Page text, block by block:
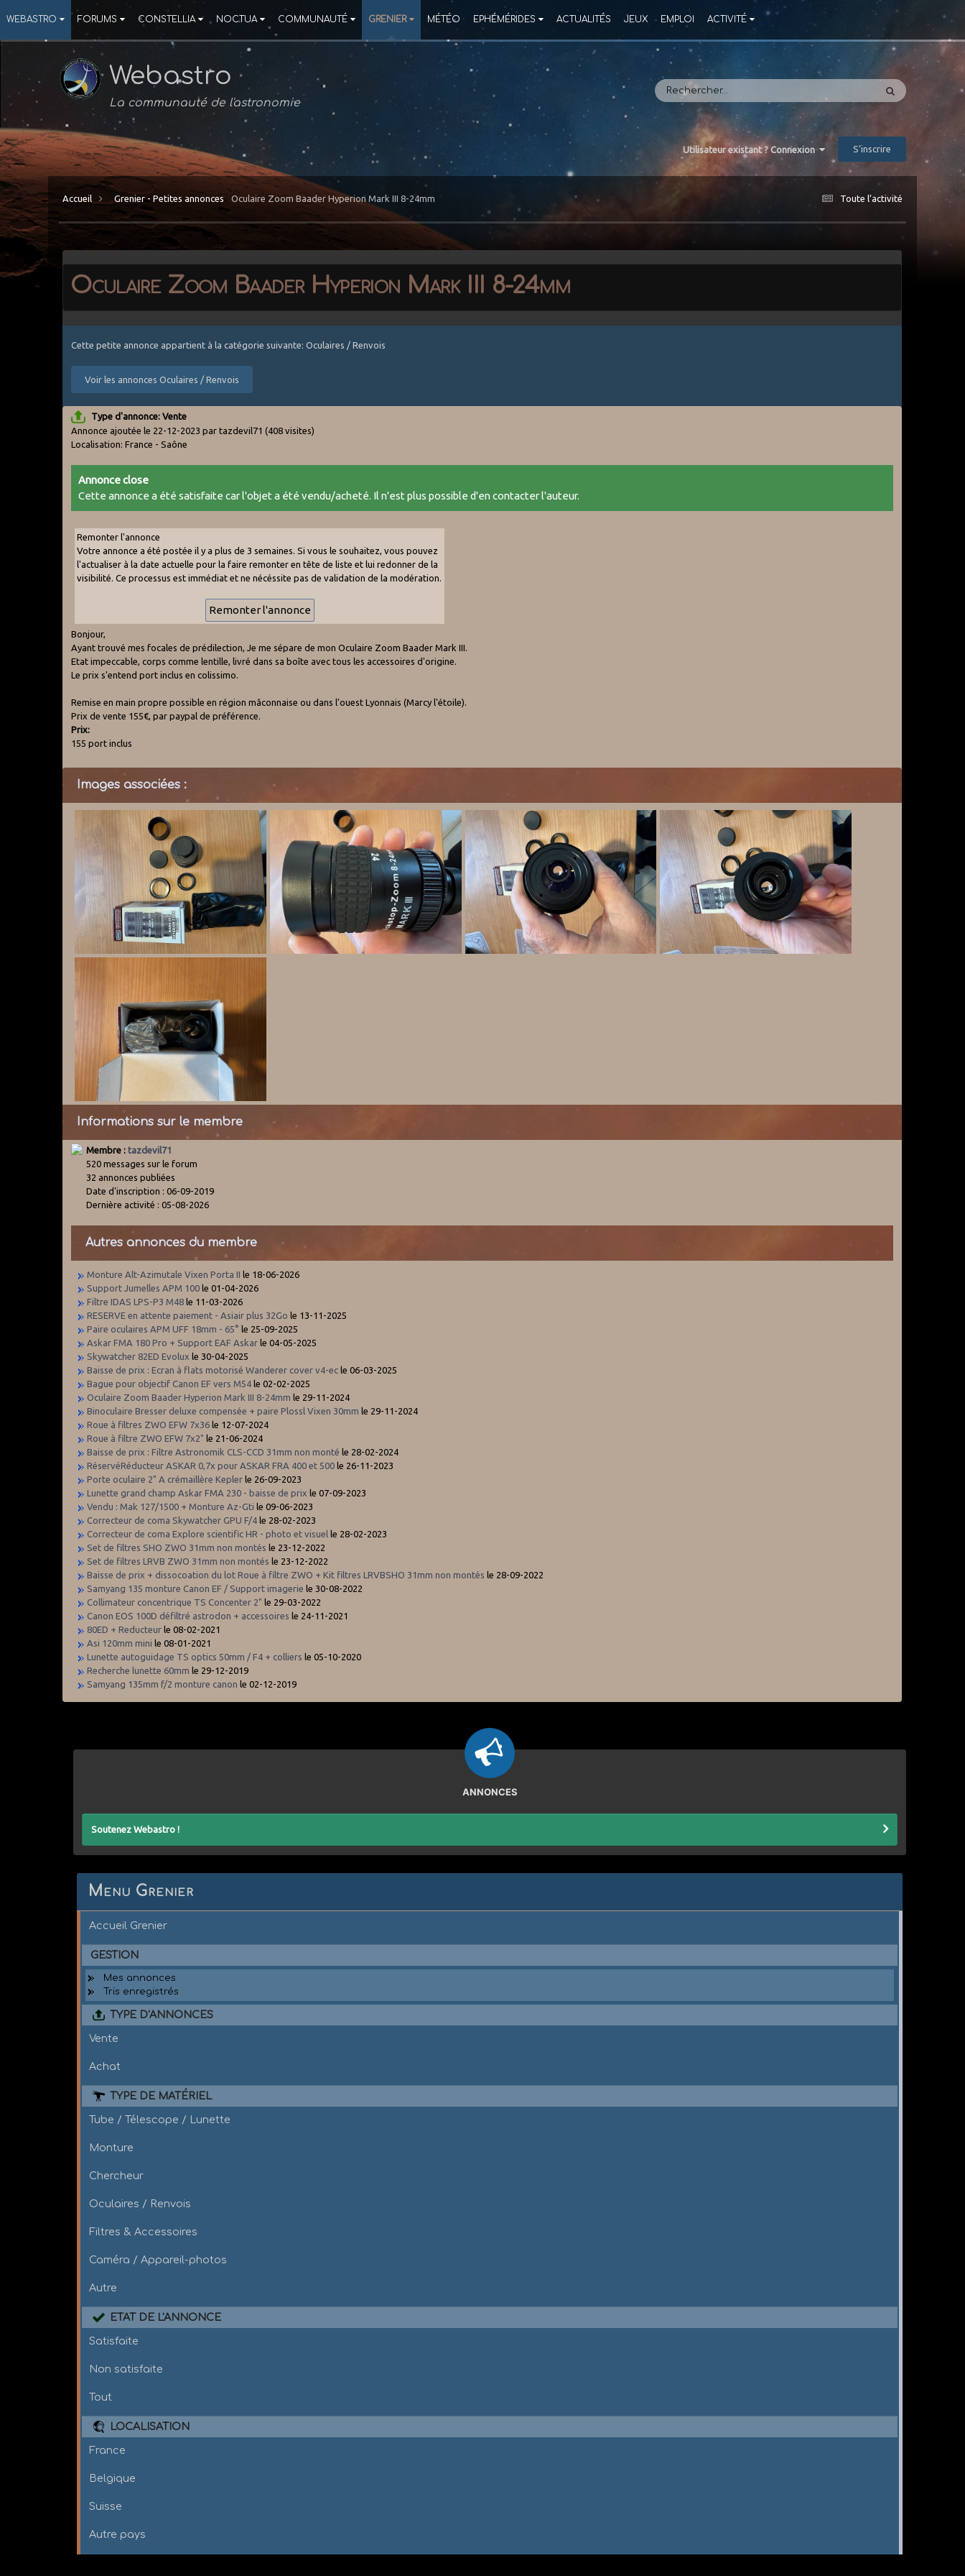
WEBASTRO FORUMS CONSTELLIA NOCTUA COMMUNAUTÉ GRENIER MÉTÉO EPHÉMÉRIDES ACTUALITÉS JEUX EMPLOI ACTIVITÉ
Webastro
La communauté de l'astronomie
Utilisateur existant ? Connexion S’inscrire
Toute l’activité
Accueil Grenier - Petites annonces Oculaire Zoom Baader Hyperion Mark III 8-24mm
Oculaire Zoom Baader Hyperion Mark III 8-24mm
Cette petite annonce appartient à la catégorie suivante: Oculaires / Renvois
Voir les annonces Oculaires / Renvois
Type d'annonce: Vente
Annonce ajoutée le 22-12-2023 par tazdevil71(408 visites)
Localisation: France - Saône
Annonce close
Cette annonce a été satisfaite car l'objet a été vendu/acheté. Il n'est plus possible d'en contacter l'auteur.
Remonter l'annonce
Votre annonce a été postée il y a plus de 3 semaines. Si vous le souhaitez, vous pouvez
l'actualiser à la date actuelle pour la faire remonter en tête de liste et lui redonner de la
visibilité. Ce processus est immédiat et ne nécéssite pas de validation de la modération.
Bonjour,
Ayant trouvé mes focales de prédilection, Je me sépare de mon Oculaire Zoom Baader Mark III.
Etat impeccable, corps comme lentille, livré dans sa boîte avec tous les accessoires d'origine.
Le prix s'entend port inclus en colissimo.
Remise en main propre possible en région mâconnaise ou dans l'ouest Lyonnais (Marcy l'étoile).
Prix de vente 155€, par paypal de préférence.
Prix:
155 port inclus
Images associées :
Informations sur le membre
Membre : tazdevil71
520 messages sur le forum
32 annonces publiées
Date d'inscription : 06-09-2019
Dernière activité : 05-08-2026
Autres annonces du membre
Monture Alt-Azimutale Vixen Porta II le 18-06-2026
Support Jumelles APM 100 le 01-04-2026
Filtre IDAS LPS-P3 M48 le 11-03-2026
RESERVE en attente paiement - Asiair plus 32Go le 13-11-2025
Paire oculaires APM UFF 18mm - 65° le 25-09-2025
Askar FMA 180 Pro + Support EAF Askar le 04-05-2025
Skywatcher 82ED Evolux le 30-04-2025
Baisse de prix : Ecran à flats motorisé Wanderer cover v4-ec le 06-03-2025
Bague pour objectif Canon EF vers M54 le 02-02-2025
Oculaire Zoom Baader Hyperion Mark III 8-24mm le 29-11-2024
Binoculaire Bresser deluxe compensée + paire Plossl Vixen 30mm le 29-11-2024
Roue à filtres ZWO EFW 7x36 le 12-07-2024
Roue à filtre ZWO EFW 7x2" le 21-06-2024
Baisse de prix : Filtre Astronomik CLS-CCD 31mm non monté le 28-02-2024
RéservéRéducteur ASKAR 0,7x pour ASKAR FRA 400 et 500 le 26-11-2023
Porte oculaire 2" A crémaillère Kepler le 26-09-2023
Lunette grand champ Askar FMA 230 - baisse de prix le 07-09-2023
Vendu : Mak 127/1500 + Monture Az-Gti le 09-06-2023
Correcteur de coma Skywatcher GPU F/4 le 28-02-2023
Correcteur de coma Explore scientific HR - photo et visuel le 28-02-2023
Set de filtres SHO ZWO 31mm non montés le 23-12-2022
Set de filtres LRVB ZWO 31mm non montés le 23-12-2022
Baisse de prix + dissocoation du lot Roue à filtre ZWO + Kit filtres LRVBSHO 31mm non montés le 28-09-2022
Samyang 135 monture Canon EF / Support imagerie le 30-08-2022
Collimateur concentrique TS Concenter 2" le 29-03-2022
Canon EOS 100D défiltré astrodon + accessoires le 24-11-2021
80ED + Reducteur le 08-02-2021
Asi 120mm mini le 08-01-2021
Lunette autoguidage TS optics 50mm / F4 + colliers le 05-10-2020
Recherche lunette 60mm le 29-12-2019
Samyang 135mm f/2 monture canon le 02-12-2019
ANNONCES
Soutenez Webastro !
Menu Grenier
Accueil Grenier
GESTION
Mes annonces
Tris enregistrés
TYPE D'ANNONCES
Vente
Achat
TYPE DE MATÉRIEL
Tube / Télescope / Lunette
Monture
Chercheur
Oculaires / Renvois
Filtres & Accessoires
Caméra / Appareil-photos
Autre
ETAT DE L'ANNONCE
Satisfaite
Non satisfaite
Tout
LOCALISATION
France
Belgique
Suisse
Autre pays